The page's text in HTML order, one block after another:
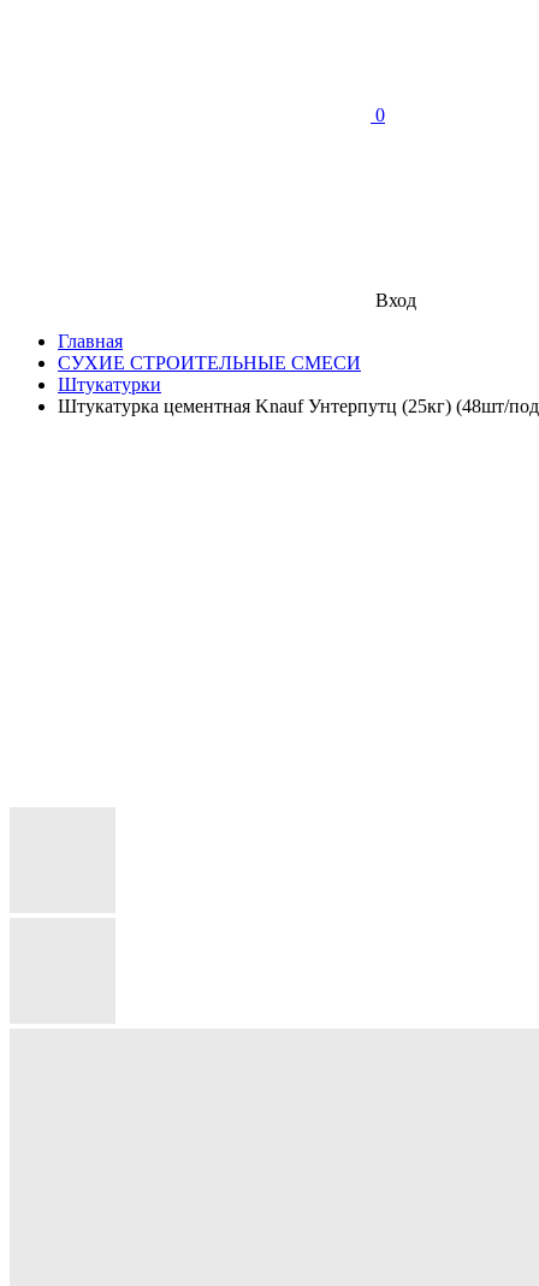
0
Вход
Главная
СУХИЕ СТРОИТЕЛЬНЫЕ СМЕСИ
Штукатурки
Штукатурка цементная Knauf Унтерпутц (25кг) (48шт/